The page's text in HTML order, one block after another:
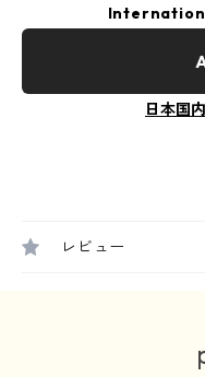
日本国
レビュー